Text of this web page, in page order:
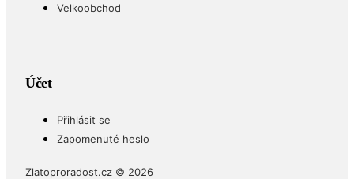
Velkoobchod
Účet
Přihlásit se
Zapomenuté heslo
Zlatoproradost.cz © 2026